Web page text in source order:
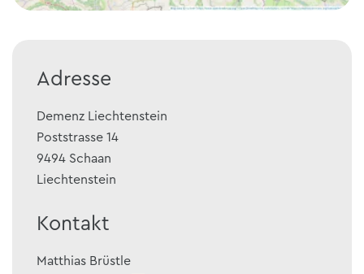
Adresse
Demenz Liechtenstein
Poststrasse 14
9494 Schaan
Liechtenstein
Kontakt
Matthias Brüstle